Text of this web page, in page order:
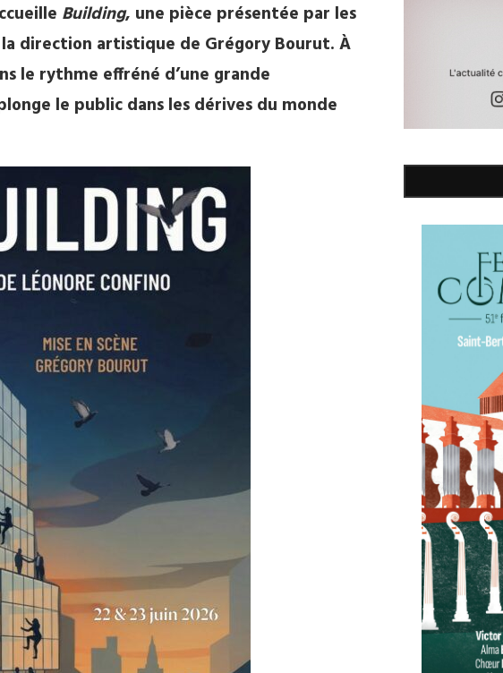
Building, une pièce présentée par les
la direction artistique de Grégory Bourut. À
le rythme effréné d’une grande
le public dans les dérives du monde